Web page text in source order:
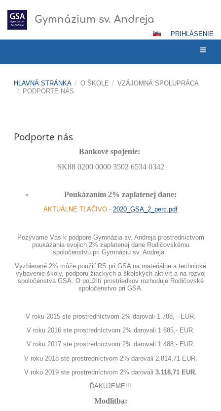
Gymnázium sv. Andreja
PRIHLÁSENIE
HLAVNÁ STRÁNKA / O ŠKOLE / VZÁJOMNÁ SPOLUPRÁCA
/
PODPORTE NÁS
Podporte nás
Bankové spojenie:
SK88 0200 0000 3502 6534 0342
Poukázaním 2% zaplatenej dane:
AKTUÁLNE TLAČIVO - 2020_GSA_2_perc.pdf
Pozývame Vás k podpore Gymnázia sv. Andreja prostredníctvom
poukázania svojich 2% zaplatenej dane Rodičovskému
spoločenstvu pri Gymnáziu sv. Andreja.
Vyzbierané 2% môže použiť RS pri GSA na materiálne a technické
vybavenie školy, podporu žiackych a školských aktivít a na rozvoj
spoločenstva GSA. O použití prostriedkov rozhoduje Rodičovské
spoločenstvo pri GSA.
V roku 2015 ste prostredníctvom 2% darovali 1.788, - EUR.
V roku 2016 ste prostredníctvom 2% darovali 1.685,- EUR.
V roku 2017 ste prostredníctvom 2% darovali 1.488,- EUR.
V roku 2018 ste prostredníctvom 2% darovali 2.814,71 EUR.
V roku 2019 ste prostredníctvom 2% darovali 3.118,71 EUR.
ĎAKUJEME!!!
Modlitba: